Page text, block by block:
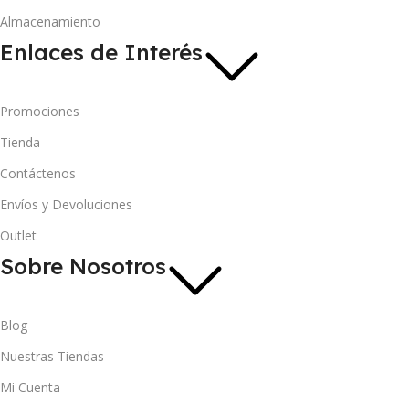
Almacenamiento
Enlaces de Interés
Promociones
Tienda
Contáctenos
Envíos y Devoluciones
Outlet
Sobre Nosotros
Blog
Nuestras Tiendas
Mi Cuenta